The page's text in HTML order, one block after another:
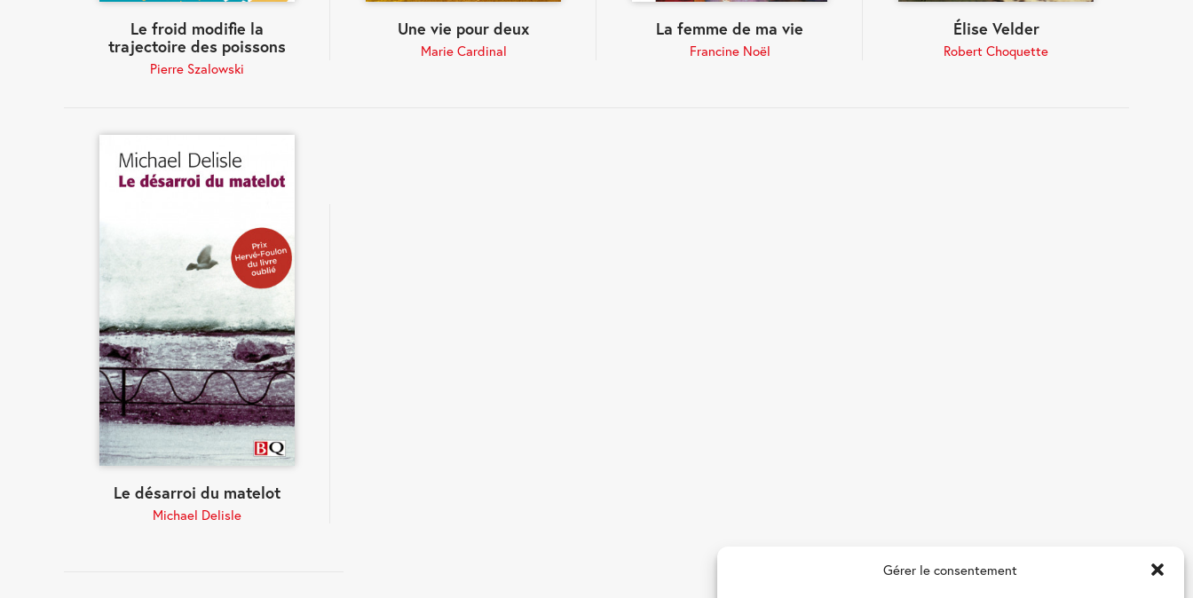
Gérer le consentement
Le froid modifie la
trajectoire des poissons
Pierre Szalowski
Une vie pour deux
Marie Cardinal
La femme de ma vie
Francine Noël
Élise Velder
Robert Choquette
Le désarroi du matelot
Michael Delisle